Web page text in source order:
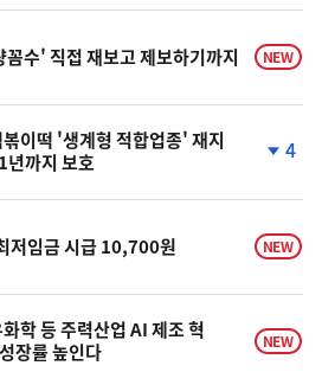
일
꼼수' 직접 재보고 제보하기까지 NEW
볶이떡 '생계형 적합업종' 재지
까지 보호
하
락
4
저임금 시급 10,700원 NEW
학 등 주력산업 AI 제조 혁
장률 높인다
NEW